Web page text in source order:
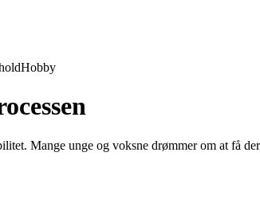
Hobby
Mange unge og voksne drømmer om at få